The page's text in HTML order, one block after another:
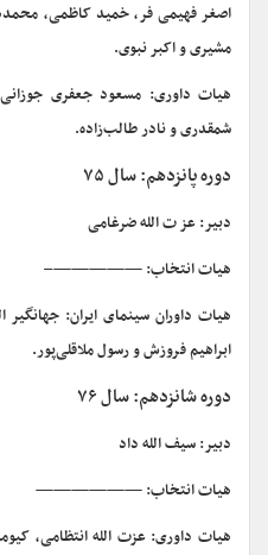
اصغر فهیمی فر، خمید کاظمی،
مشیری و اکبر نبوی.
هیات داوری: مسعود جعفری
شمقدری و نادر طالب‌زاده.
دوره پانزدهم: سال ۷۵
دبیر: عز ت الله ضرغامی
هیات انتخاب: —————–
هیات داوران سینمای ایران:
ابراهیم فروزش و رسول ملاقلی‌پور.
دوره شانزدهم: سال ۷۶
دبیر: سیف الله داد
هیات انتخاب: ——————
هیات داوری: عزت الله انتظامی،